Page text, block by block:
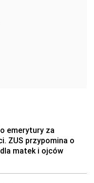
emerytury za
ZUS przypomina o
matek i ojców